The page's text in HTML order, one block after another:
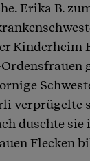
Erika B.
Kinderheim
verprügelte
duschte sie
Flecken